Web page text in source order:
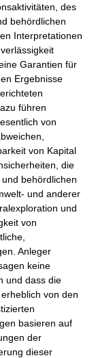
des
behördlichen
Interpretationen
Garantien für
Ergebnisse
führen
von
von Kapital
die
behördlichen
und anderer
und
von
Anleger
keine
und dass die
von den
basieren auf
der
dieser